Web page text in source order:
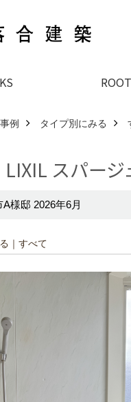
例 タイプ別にみる
LIXIL スパー
様邸 2026年6月
｜すべて